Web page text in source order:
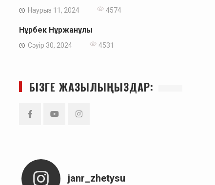
Наурыз 11, 2024 4574
Нұрбек Нұржанұлы
Сәуір 30, 2024 4531
БІЗГЕ ЖАЗЫЛЫҢЫЗДАР:
janr_zhetysu